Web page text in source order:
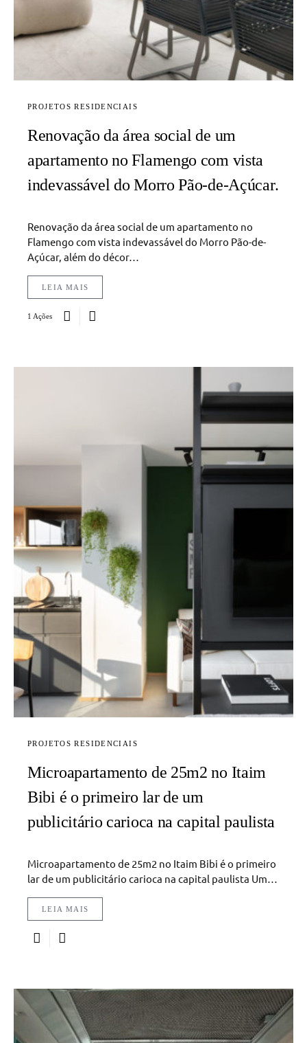
PROJETOS RESIDENCIAIS
Renovação da área social de um
apartamento no Flamengo com vista
indevassável do Morro Pão-de-Açúcar.
Renovação da área social de um apartamento no
Flamengo com vista indevassável do Morro Pão-de-
Açúcar, além do décor…
LEIA MAIS
1 Ações
PROJETOS RESIDENCIAIS
Microapartamento de 25m2 no Itaim
Bibi é o primeiro lar de um
publicitário carioca na capital paulista
Microapartamento de 25m2 no Itaim Bibi é o primeiro
lar de um publicitário carioca na capital paulista Um…
LEIA MAIS